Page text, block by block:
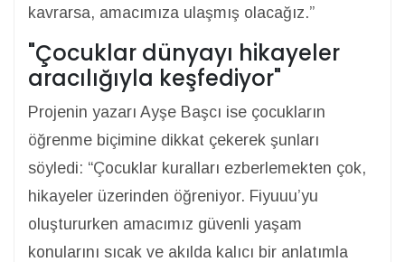
kavrarsa, amacımıza ulaşmış olacağız.”
"Çocuklar dünyayı hikayeler
aracılığıyla keşfediyor"
Projenin yazarı Ayşe Başcı ise çocukların
öğrenme biçimine dikkat çekerek şunları
söyledi: “Çocuklar kuralları ezberlemekten çok,
hikayeler üzerinden öğreniyor. Fiyuuu’yu
oluştururken amacımız güvenli yaşam
konularını sıcak ve akılda kalıcı bir anlatımla